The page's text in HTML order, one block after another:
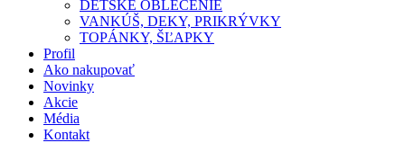
DETSKÉ OBLEČENIE
VANKÚŠ, DEKY, PRIKRÝVKY
TOPÁNKY, ŠĽAPKY
Profil
Ako nakupovať
Novinky
Akcie
Média
Kontakt